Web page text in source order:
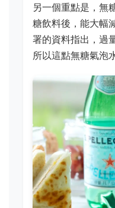
另一個重點是，無
糖飲料後，能大幅
署的資料指出，過
所以這點無糖氣泡